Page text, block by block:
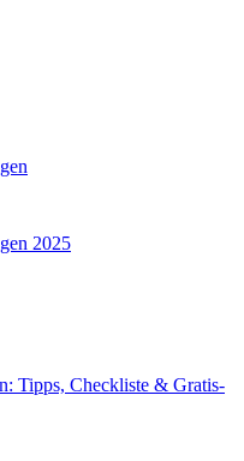
2025
Tipps, Checkliste & Gratis-